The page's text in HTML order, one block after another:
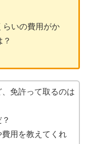
らいの費用がか
免許って取るのは
用を教えてくれ